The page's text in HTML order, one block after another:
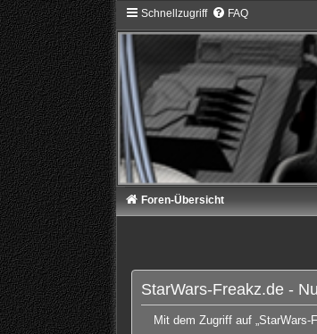
Schnellzugriff FAQ
Foren-Übersicht
StarWars-Freakz.de -
Mit dem Zugriff auf